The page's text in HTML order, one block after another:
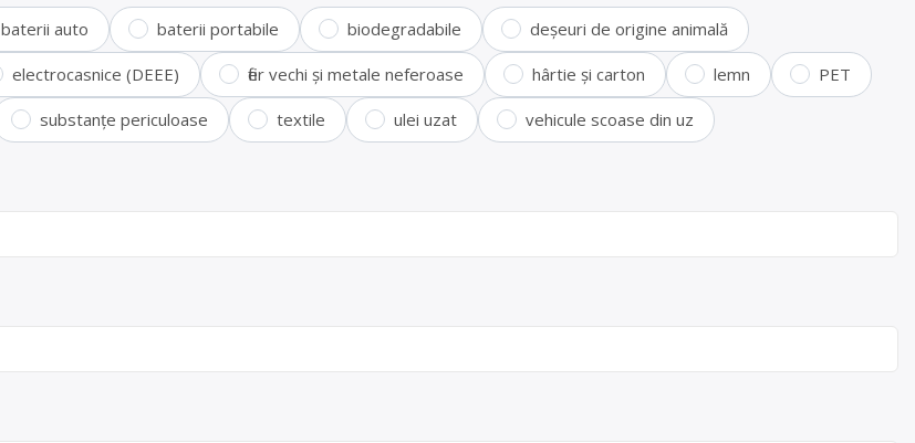
baterii auto baterii portabile biodegradabile deșeuri de origine animală
electrocasnice (DEEE) fier vechi și metale neferoase hârtie și carton lemn PET
substanțe periculoase textile ulei uzat vehicule scoase din uz